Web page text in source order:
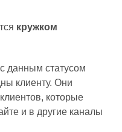
кружком
данным статусом
клиенту. Они
которые
и в другие каналы